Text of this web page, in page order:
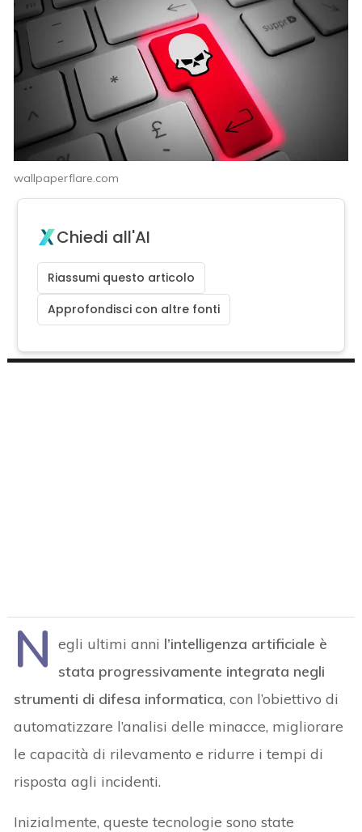
wallpaperflare.com
Chiedi all'AI
Riassumi questo articolo
Approfondisci con altre fonti
N egli ultimi anni l’intelligenza artificiale è
stata progressivamente integrata negli
strumenti di difesa informatica, con l’obiettivo di
automatizzare l’analisi delle minacce, migliorare
le capacità di rilevamento e ridurre i tempi di
risposta agli incidenti.
Inizialmente, queste tecnologie sono state